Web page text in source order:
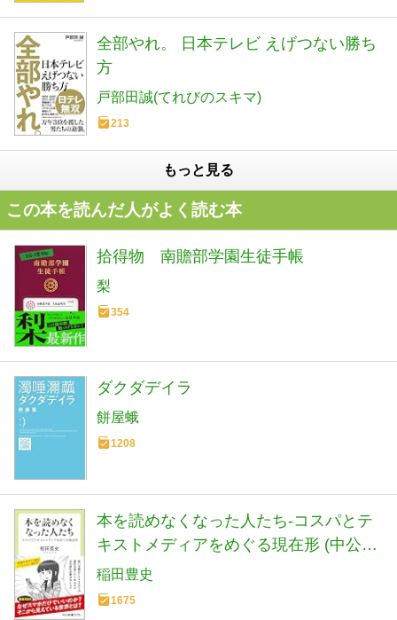
全部やれ。 日本テレビ えげつない勝ち
方
戸部田誠(てれびのスキマ)
213
もっと見る
この本を読んだ人がよく読む本
拾得物 南贍部学園生徒手帳
梨
354
ダクダデイラ
餅屋蛾
1208
本を読めなくなった人たち-コスパとテ
キストメディアをめぐる現在形 (中公新
書ラクレ 861)
稲田豊史
1675